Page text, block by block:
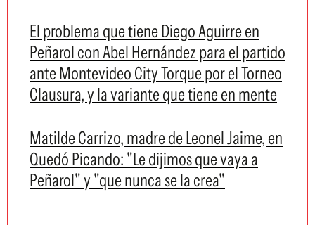
El problema que tiene Diego Aguirre en
Peñarol con Abel Hernández para el partido
ante Montevideo City Torque por el Torneo
Clausura, y la variante que tiene en mente
Matilde Carrizo, madre de Leonel Jaime, en
Quedó Picando: "Le dijimos que vaya a
Peñarol" y "que nunca se la crea"